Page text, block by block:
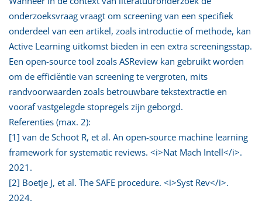
onderzoeksvraag vraagt om screening van een specifiek
onderdeel van een artikel, zoals introductie of methode, kan
Active Learning uitkomst bieden in een extra screeningsstap.
Een open-source tool zoals ASReview kan gebruikt worden
om de efficiëntie van screening te vergroten, mits
randvoorwaarden zoals betrouwbare tekstextractie en
vooraf vastgelegde stopregels zijn geborgd.
Referenties (max. 2):
[1] van de Schoot R, et al. An open-source machine learning
framework for systematic reviews. <i>Nat Mach Intell</i>.
2021.
[2] Boetje J, et al. The SAFE procedure. <i>Syst Rev</i>.
2024.